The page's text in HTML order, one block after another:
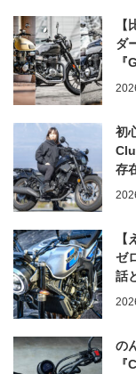
ダ
初
存
ゼ
話
て
の